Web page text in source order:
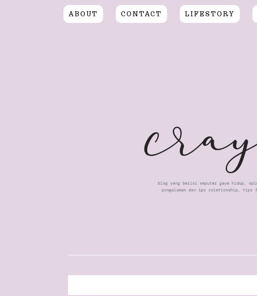
ABOUT CONTACT LIFESTORY